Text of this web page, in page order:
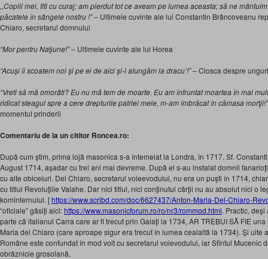
,,Copiii mei, fiti cu curaj; am pierdut tot ce aveam pe lumea aceasta; să ne
păcatele în sângele nostru !”– Ultimele cuvinte ale lui Constantin Brâncoveanu
Chiaro, secretarul domnului
“Mor pentru Naţiune!”– Ultimele cuvinte ale lui Horea
“Acuşi îi scoatem noi şi pe ei de aici şi-i alungăm la dracu’!” –Closca despre
“Vreti să mă omorâti? Eu nu mă tem de moarte. Eu am înfruntat moartea în mai
ridicat steagul spre a cere drepturile patriei mele, m-am îmbrăcat în cămasa morţii!”
momentul prinderii
Comentariu de la un cititor Roncea.ro:
După cum ştim, prima lojă masonica s-a întemeiat la Londra, în 1717. Sf.
August 1714, aşadar cu trei ani mai devreme. După el s-au instalat domnii
cu alte obiceiuri. Del Chiaro, secretarul voieevodului, nu era un puşti în 1714,
cu titlul Revoluţiile Valahe. Dar nici titlul, nici conţinutul cărţii nu au absolut nici o
kominternului. [https://www.scribd.com/doc/6627437/Anton-Maria-Del-Chiaro-
“oficiale” găsiţi aici:https://www.masonicforum.ro/ro/nr3/rommod.html. Practic,
parte că italianul Carra care ar fi trecut prin Galaţi la 1734, AR TREBUI SĂ FIE
Maria del Chiaro (care aproape sigur era trecut în lumea cealaltă la 1734). Şi uite
Române este confundat în mod voit cu secretarul voievodului, iar Sfîntul Mucenic
obrăznicie grosolană.